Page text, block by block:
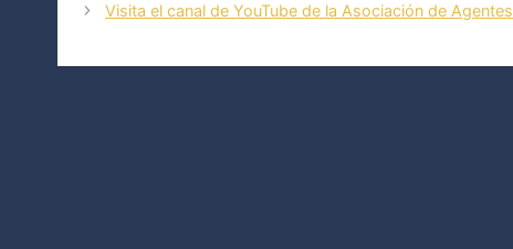
Visita el canal de YouTube de la Asociación de Agentes